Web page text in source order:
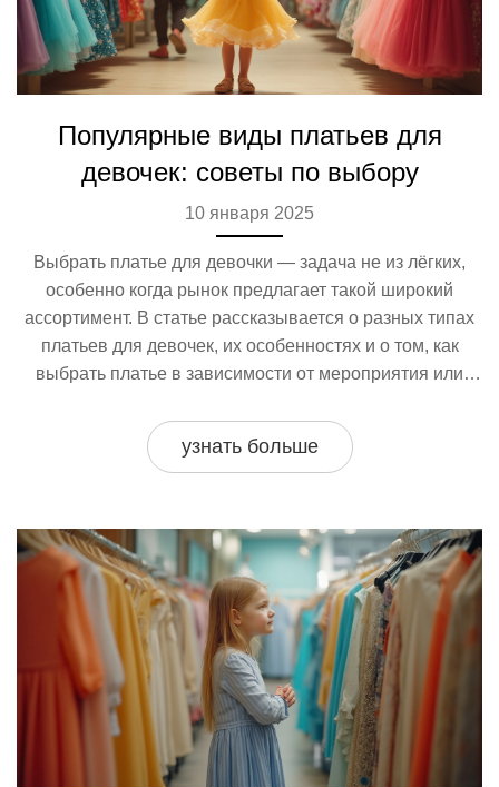
Популярные виды платьев для
девочек: советы по выбору
10 января 2025
Выбрать платье для девочки — задача не из лёгких,
особенно когда рынок предлагает такой широкий
ассортимент. В статье рассказывается о разных типах
платьев для девочек, их особенностях и о том, как
выбрать платье в зависимости от мероприятия или
функциональному выбору, а также интересные факты о
модных тенденциях в детской одежде. Узнайте, что
узнать больше